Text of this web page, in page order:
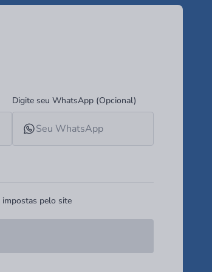
Digite seu WhatsApp (Opcional)
impostas pelo site